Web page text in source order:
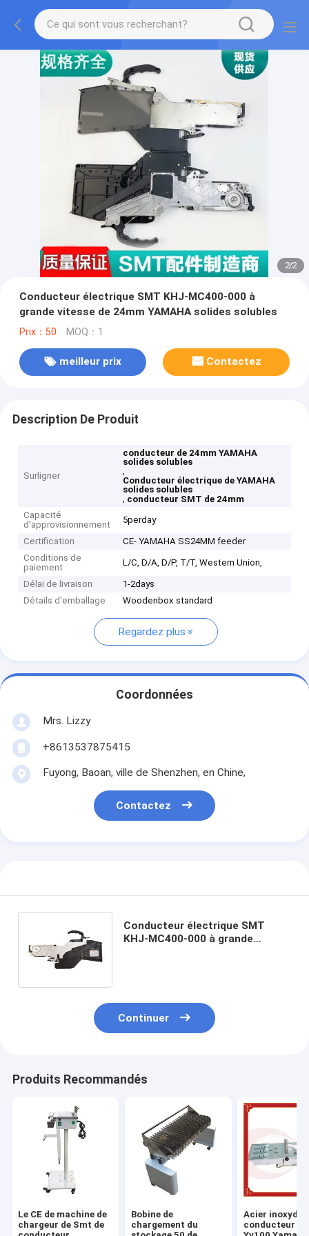
2/2
Conducteur électrique SMT KHJ-MC400-000 à
grande vitesse de 24mm YAMAHA solides solubles
Prix：50 MOQ：1
meilleur prix Contactez
Description De Produit
Surligner
conducteur de 24mm YAMAHA
solides solubles
,
Conducteur électrique de YAMAHA
solides solubles
, conducteur SMT de 24mm
Capacité
d'approvisionnement
5perday
Certification
CE- YAMAHA SS24MM feeder
Conditions de
paiement
L/C, D/A, D/P, T/T, Western Union,
Délai de livraison
1-2days
Détails d'emballage
Woodenbox standard
Regardez plus
Coordonnées
Mrs. Lizzy
+8613537875415
Fuyong, Baoan, ville de Shenzhen, en Chine,
Contactez
Conducteur électrique SMT
KHJ-MC400-000 à grande
Continuer
Produits Recommandés
Le CE de machine de
chargeur de Smt de
Bobine de
chargement du
Acier
conducteur de